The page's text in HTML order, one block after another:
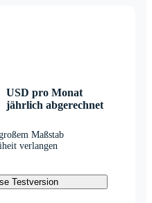
USD pro Monat
jährlich abgerechnet
Maßstab
verlangen
Testversion